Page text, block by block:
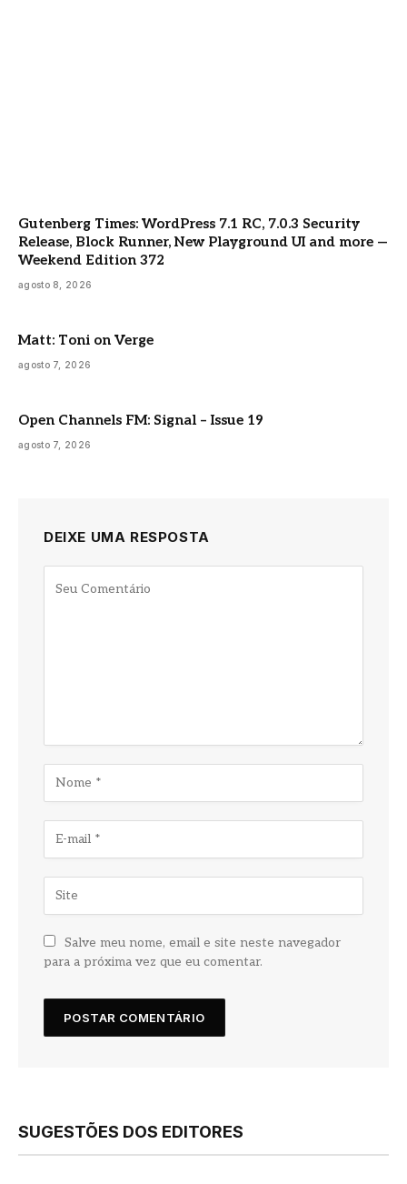
Gutenberg Times: WordPress 7.1 RC, 7.0.3 Security
Release, Block Runner, New Playground UI and more —
Weekend Edition 372
agosto 8, 2026
Matt: Toni on Verge
agosto 7, 2026
Open Channels FM: Signal – Issue 19
agosto 7, 2026
DEIXE UMA RESPOSTA
Salve meu nome, email e site neste navegador
para a próxima vez que eu comentar.
SUGESTÕES DOS EDITORES